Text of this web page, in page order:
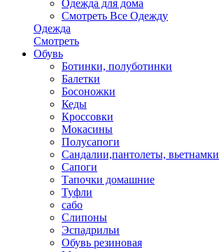
Одежда для дома
Смотреть Все Одежду
Одежда
Смотреть
Обувь
Ботинки, полуботинки
Балетки
Босоножки
Кеды
Кроссовки
Мокасины
Полусапоги
Сандалии,пантолеты, вьетнамки
Сапоги
Тапочки домашние
Туфли
сабо
Слипоны
Эспадрильи
Обувь резиновая